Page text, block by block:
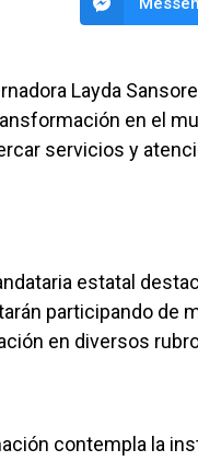
Layda
en el
servicios y
estatal
participando de
en diversos
contempla la